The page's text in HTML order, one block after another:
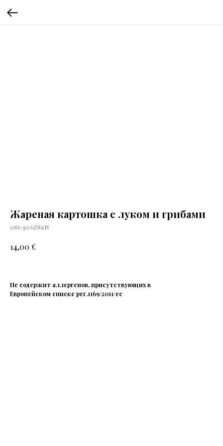
Жареная картошка с луком и грибами
086-pe6Z8zN
14,00 €
Не содержит аллергенов, присутствующих в
Европейском списке рег.1169/2011/ec